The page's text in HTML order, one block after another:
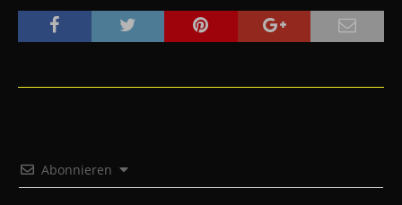
Abonnieren